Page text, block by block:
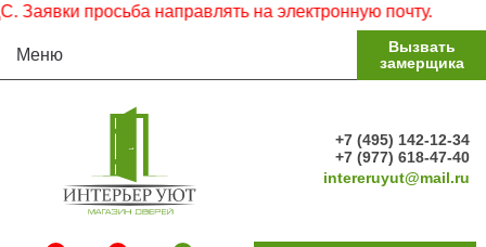
просьба направлять на электронную почту.
Меню
Вызвать
замерщика
+7 (495) 142-12-34
+7 (977) 618-47-40
intereruyut@mail.ru